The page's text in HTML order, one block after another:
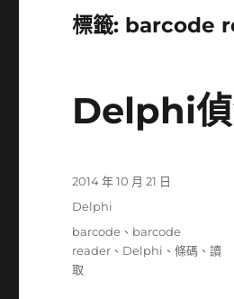
標籤: barcode
Delphi偵
發
期:
2014 年 10 月 21 日
分
類
Delphi
標
籤
barcode 、 barcode
reader 、 Delphi 、條碼 、讀
取